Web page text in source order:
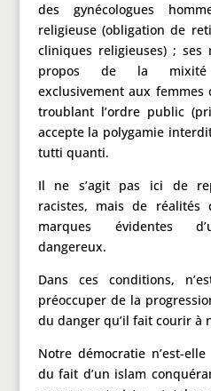
des gynécologues
religieuse (obligation de
cliniques religieuses) ; ses
propos de la mixité
exclusivement aux
troublant l’ordre public
accepte la polygamie
tutti quanti.
Il ne s’agit pas ici de
racistes, mais de
marques évidentes
dangereux.
Dans ces conditions,
préoccuper de la
du danger qu’il fait courir à
Notre démocratie n’est-
du fait d’un islam